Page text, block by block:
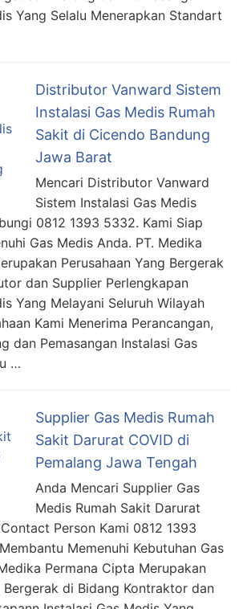
Yang Selalu Menerapkan Standart
Distributor Vanward Sistem
Instalasi Gas Medis Rumah
Sakit di Cicendo Bandung
Jawa Barat
Mencari Distributor Vanward
Sistem Instalasi Gas Medis
0812 1393 5332. Kami Siap
Gas Medis Anda. PT. Medika
Perusahaan Yang Bergerak
dan Supplier Perlengkapan
Yang Melayani Seluruh Wilayah
Kami Menerima Perancangan,
dan Pemasangan Instalasi Gas
…
Supplier Gas Medis Rumah
Sakit Darurat COVID di
Pemalang Jawa Tengah
Anda Mencari Supplier Gas
Medis Rumah Sakit Darurat
Person Kami 0812 1393
Memenuhi Kebutuhan Gas
Permana Cipta Merupakan
Bergerak di Bidang Kontraktor dan